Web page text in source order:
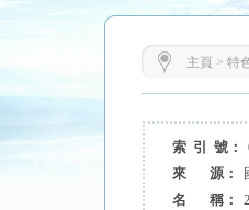
主頁 > 特
索 引 號：
來 源：
名 稱：